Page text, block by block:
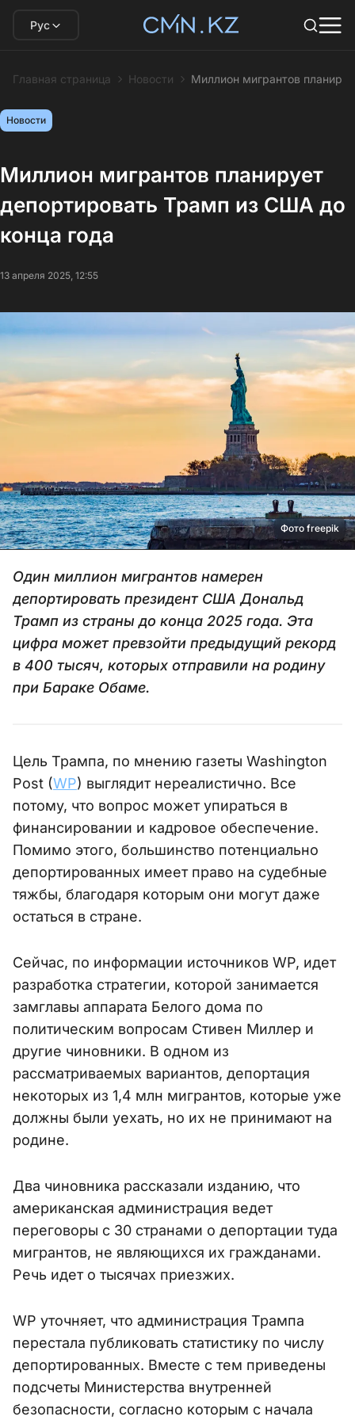
Рус
Главная страница Новости Миллион мигрантов
Новости
Миллион мигрантов планирует
депортировать Трамп из США до
конца года
13 апреля 2025, 12:55
Фото freepik
Один миллион мигрантов намерен
депортировать президент США Дональд
Трамп из страны до конца 2025 года. Эта
цифра может превзойти предыдущий рекорд
в 400 тысяч, которых отправили на родину
при Бараке Обаме.
Цель Трампа, по мнению газеты Washington
Post (WP) выглядит нереалистично. Все
потому, что вопрос может упираться в
финансировании и кадровое обеспечение.
Помимо этого, большинство потенциально
депортированных имеет право на судебные
тяжбы, благодаря которым они могут даже
остаться в стране.
Сейчас, по информации источников WP, идет
разработка стратегии, которой занимается
замглавы аппарата Белого дома по
политическим вопросам Стивен Миллер и
другие чиновники. В одном из
рассматриваемых вариантов, депортация
некоторых из 1,4 млн мигрантов, которые уже
должны были уехать, но их не принимают на
родине.
Два чиновника рассказали изданию, что
американская администрация ведет
переговоры с 30 странами о депортации туда
мигрантов, не являющихся их гражданами.
Речь идет о тысячах приезжих.
WP уточняет, что администрация Трампа
перестала публиковать статистику по числу
депортированных. Вместе с тем приведены
подсчеты Министерства внутренней
безопасности, согласно которым с начала